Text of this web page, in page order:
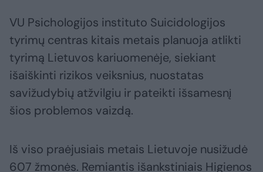
VU Psichologijos instituto Suicidologijos
tyrimų centras kitais metais planuoja atlikti
tyrimą Lietuvos kariuomenėje, siekiant
išaiškinti rizikos veiksnius, nuostatas
savižudybių atžvilgiu ir pateikti išsamesnį
šios problemos vaizdą.
Iš viso praėjusiais metais Lietuvoje nusižudė
607 žmonės. Remiantis išankstiniais Higienos